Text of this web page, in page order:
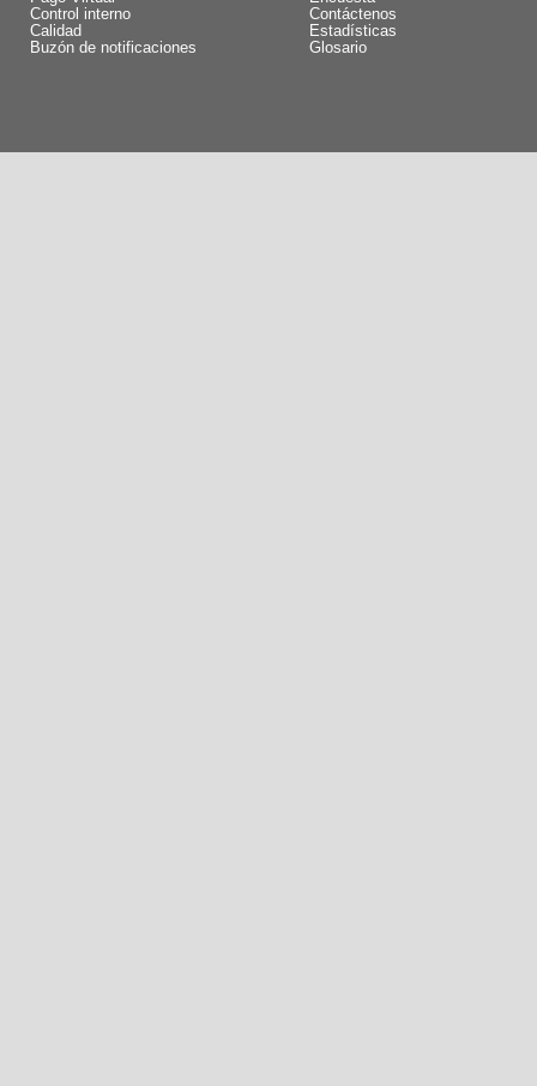
Control interno
Calidad
Buzón de notificaciones
Contáctenos
Estadísticas
Glosario